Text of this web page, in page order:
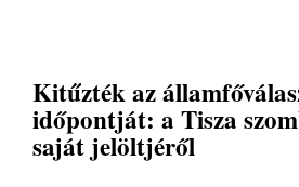
Kitűzték az
időpontját: a Tisza
saját jelöltjéről